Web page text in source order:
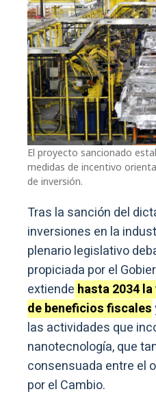
El proyecto sancionado
medidas de incentivo
de inversión.
Tras la sanción del
inversiones en la
plenario legislativo
propiciada por el
extiende hasta 2034
de beneficios fiscales
las actividades que
nanotecnología, que
consensuada entre el
por el Cambio.